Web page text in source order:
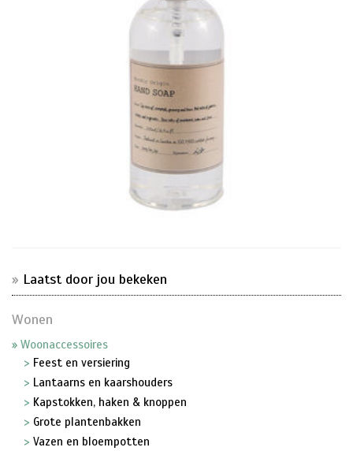
Laatst door jou bekeken
Wonen
Woonaccessoires
Feest en versiering
Lantaarns en kaarshouders
Kapstokken, haken & knoppen
Grote plantenbakken
Vazen en bloempotten